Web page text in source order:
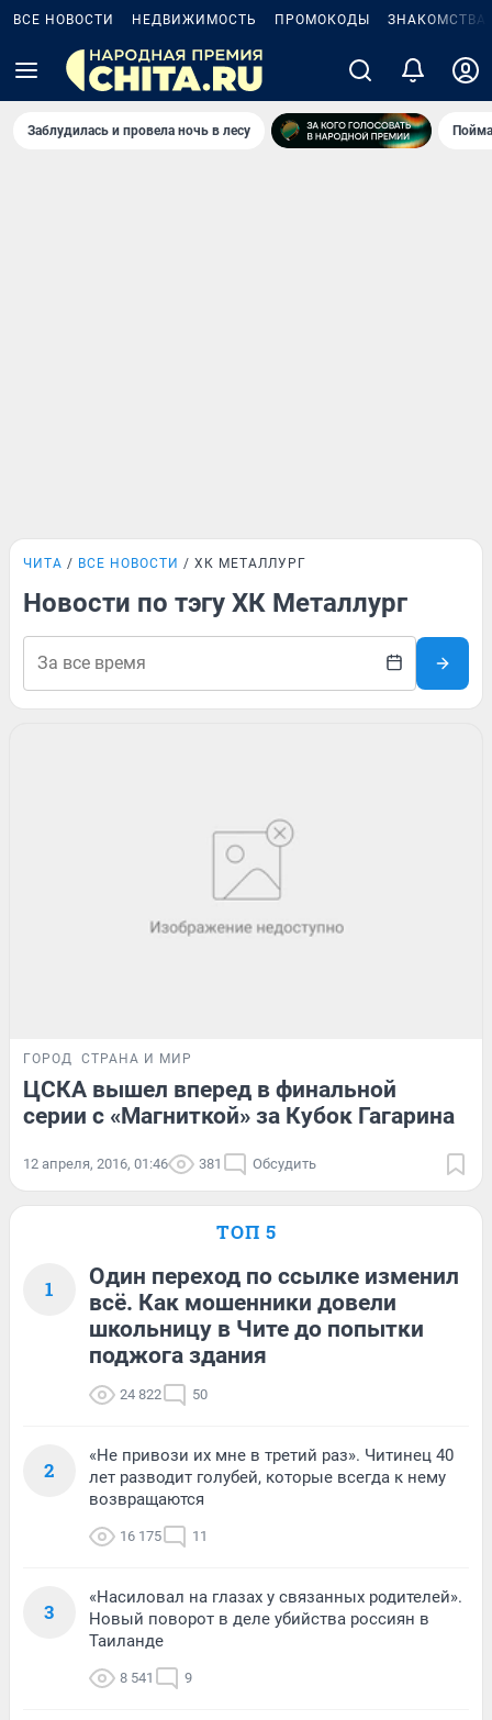
ВСЕ НОВОСТИ НЕДВИЖИМОСТЬ ПРОМОКОДЫ ЗНАКОМСТВА
Заблудилась и провела ночь в лесу
ЧИТА ВСЕ НОВОСТИ ХК МЕТАЛЛУРГ
Новости по тэгу ХК Металлург
ГОРОД СТРАНА И МИР
ЦСКА вышел вперед в финальной
серии с «Магниткой» за Кубок Гагарина
12 апреля, 2016, 01:46 381 Обсудить
ТОП 5
1
Один переход по ссылке изменил
всё. Как мошенники довели
школьницу в Чите до попытки
поджога здания
24 822 50
2
«Не привози их мне в третий раз». Читинец 40
лет разводит голубей, которые всегда к нему
возвращаются
16 175 11
3
«Насиловал на глазах у связанных родителей».
Новый поворот в деле убийства россиян в
Таиланде
8 541 9